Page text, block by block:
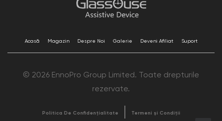
Acasă Magazin Despre Noi Galerie Deveni Afiliat Suport
© 2026 EnnoPro Group Limited. Toate drepturile
rezervate.
Politica De Confidențialitate Termeni și Condiții